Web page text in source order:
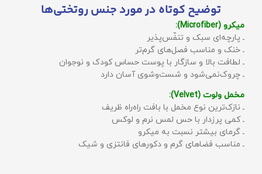
توضیح کوتاه در مورد جنس روتختی‌ها
میکرو (Microfiber):
ـ پارچه‌ای سبک و تنفّس‌پذیر
ـ خنک و مناسب فصل‌های گرم‌تر
ـ لطافت بالا و سازگار با پوست حساس کودک و نوجوان
ـ چروک‌نمی‌شود و شست‌وشوی آسان دارد
مخمل ولوت (Velvet):
ـ نازک‌ترین نوع مخمل با بافت راه‌راه ظریف
ـ کمی پرزدار با حس لمس نرم و لوکس
ـ گرمای بیشتر نسبت به میکرو
ـ مناسب فضاهای گرم و دکورهای فانتزی و شیک